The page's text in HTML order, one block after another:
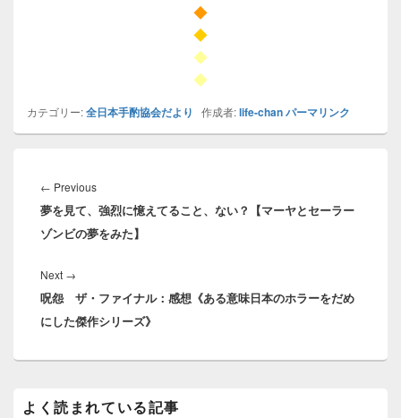
◆
◆
◆
◆
カテゴリー:全日本手酌協会だより 作成者:life-chanパーマリンク
稿
ナ
ビ
ゲ
シ
ョ
ン
← PreviousPrevious
post:
夢を見て、強烈に憶えてること、ない？【マーヤとセーラー
ゾンビの夢をみた】
Next →
post:
呪怨 ザ・ファイナル：感想《ある意味日本のホラーをだめ
にした傑作シリーズ》
よく読まれている記事